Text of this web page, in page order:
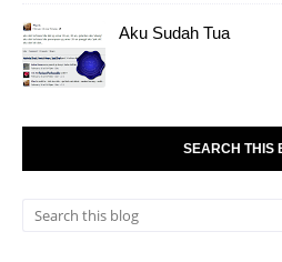
Aku Sudah Tua
SEARCH THIS